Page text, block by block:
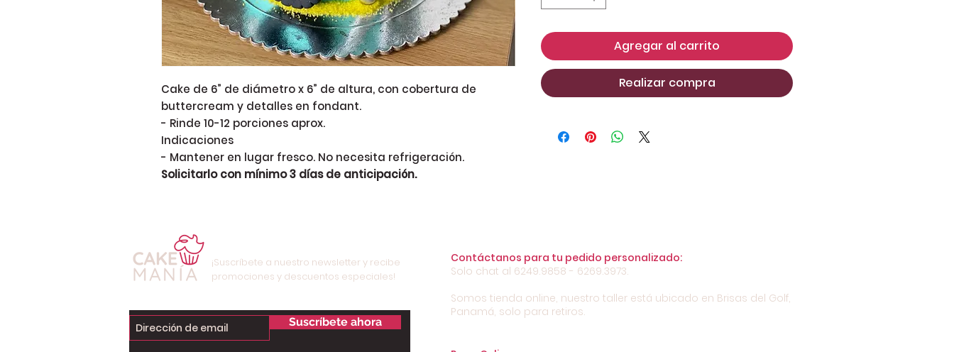
Cake de 6” de diámetro x 6” de altura, con cobertura de
buttercream y detalles en fondant.
- Rinde 10-12 porciones aprox.
Indicaciones
- Mantener en lugar fresco. No necesita refrigeración.
Solicitarlo con mínimo 3 días de anticipación.
Agregar al carrito
Realizar compra
¡Suscríbete a nuestro newsletter y recibe
promociones y descuentos especiales!
Suscríbete ahora
Contáctanos para tu pedido personalizado:
Solo chat al 6249.9858 - 6269.3973.
Somos tienda online, nuestro taller está ubicado en Brisas del Golf,
Panamá, solo para retiros.